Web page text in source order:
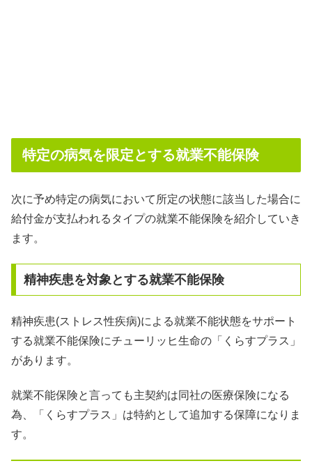
特定の病気を限定とする就業不能保険
次に予め特定の病気において所定の状態に該当した場合に
給付金が支払われるタイプの就業不能保険を紹介していき
ます。
精神疾患を対象とする就業不能保険
精神疾患(ストレス性疾病)による就業不能状態をサポート
する就業不能保険にチューリッヒ生命の「くらすプラス」
があります。
就業不能保険と言っても主契約は同社の医療保険になる
為、「くらすプラス」は特約として追加する保障になりま
す。